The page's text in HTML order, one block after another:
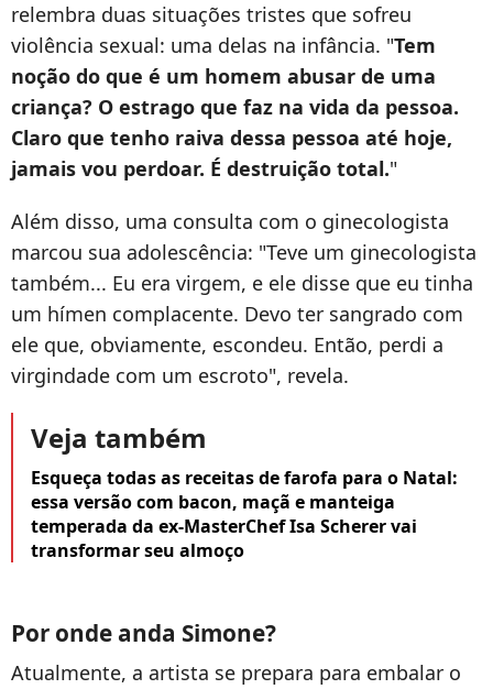
relembra duas situações tristes que sofreu
violência sexual: uma delas na infância. "Tem
noção do que é um homem abusar de uma
criança? O estrago que faz na vida da pessoa.
Claro que tenho raiva dessa pessoa até hoje,
jamais vou perdoar. É destruição total."
Além disso, uma consulta com o ginecologista
marcou sua adolescência: "Teve um ginecologista
também... Eu era virgem, e ele disse que eu tinha
um hímen complacente. Devo ter sangrado com
ele que, obviamente, escondeu. Então, perdi a
virgindade com um escroto", revela.
Veja também
Esqueça todas as receitas de farofa para o Natal:
essa versão com bacon, maçã e manteiga
temperada da ex-MasterChef Isa Scherer vai
transformar seu almoço
Por onde anda Simone?
Atualmente, a artista se prepara para embalar o